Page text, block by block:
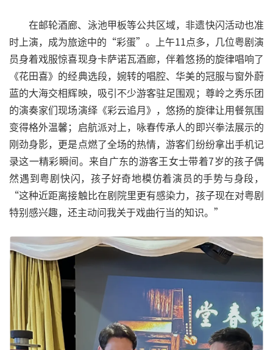
在邮轮酒廊、泳池甲板等公共区域，非遗快闪活动也准
时上演，成为旅途中的“彩蛋”。上午11点多，几位粤剧演
员身着戏服惊喜现身卡萨诺瓦酒廊，伴着悠扬的旋律唱响了
《花田喜》的经典选段，婉转的唱腔、华美的冠服与窗外蔚
蓝的大海交相辉映，吸引不少游客驻足围观；尊岭之秀乐团
的演奏家们现场演绎《彩云追月》，悠扬的旋律让用餐氛围
变得格外温馨；启航派对上，咏春传承人的即兴拳法展示的
刚劲身影，更是点燃了全场的热情，游客们纷纷拿出手机记
录这一精彩瞬间。来自广东的游客王女士带着7岁的孩子偶
然遇到粤剧快闪，孩子好奇地模仿着演员的手势与身段，
“这种近距离接触比在剧院里更有感染力，孩子现在对粤剧
特别感兴趣，还主动问我关于戏曲行当的知识。”